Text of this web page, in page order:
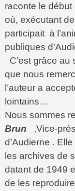
raconte le début
où, exécutant
participait à
publiques
C’est grâce au
que nous
l’auteur a
lointains…
Nous sommes
Brun
,Vice-
d’Audierne .
les archives de
datant de 1949
de les